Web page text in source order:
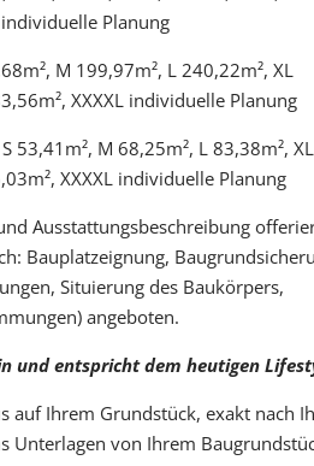
individuelle Planung
M 199,97m², L 240,22m², XL
XXXXL individuelle Planung
53,41m², M 68,25m², L 83,38m², XL
XXXXL individuelle Planung
Ausstattungsbeschreibung
Bauplatzeignung,
Situierung des Baukörpers,
angeboten.
und entspricht dem heutigen
auf Ihrem Grundstück, exakt nach
Unterlagen von Ihrem